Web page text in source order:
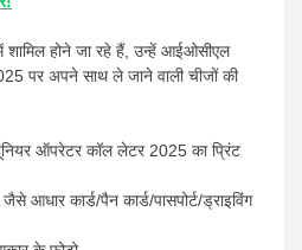
में शामिल होने जा रहे हैं, उन्हें आईओसीएल
पर अपने साथ ले जाने वाली चीजों की
ऑपरेटर कॉल लेटर 2025 का प्रिंट
आधार कार्ड/पैन कार्ड/पासपोर्ट/ड्राइविंग